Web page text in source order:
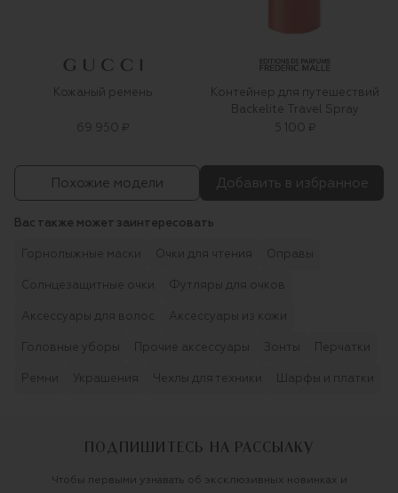
Кожаный ремень
69 950 ₽
Контейнер для путешествий
Backelite Travel Spray
5 100 ₽
Похожие модели Добавить в избранное
Вас также может заинтересовать
Горнолыжные маски Очки для чтения Оправы
Солнцезащитные очки Футляры для очков
Аксессуары для волос Аксессуары из кожи
Головные уборы Прочие аксессуары Зонты Перчатки
Ремни Украшения Чехлы для техники Шарфы и платки
ПОДПИШИТЕСЬ НА РАССЫЛКУ
Чтобы первыми узнавать об эксклюзивных новинках и